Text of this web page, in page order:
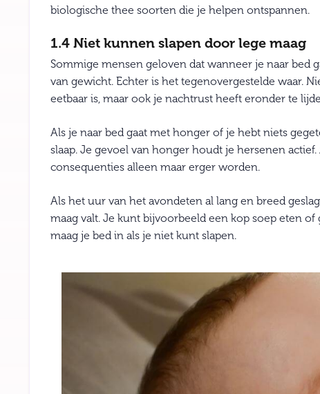
biologische thee soorten die je helpen ontspannen.
1.4 Niet kunnen slapen door lege maag
Sommige mensen geloven dat wanneer je naar bed
van gewicht. Echter is het tegenovergestelde waar.
eetbaar is, maar ook je nachtrust heeft eronder te
Als je naar bed gaat met honger of je hebt niets
slaap. Je gevoel van honger houdt je hersenen
consequenties alleen maar erger worden.
Als het uur van het avondeten al lang en breed
maag valt. Je kunt bijvoorbeeld een kop soep eten
maag je bed in als je niet kunt slapen.